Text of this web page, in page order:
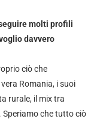
molti profili
davvero
ciò che
Romania, i suoi
rurale, il mix tra
Speriamo che tutto ciò